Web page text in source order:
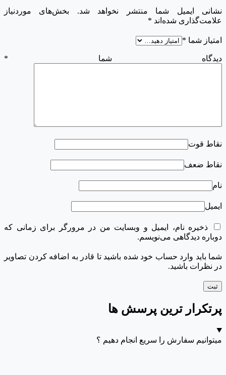
نشانی ایمیل شما منتشر نخواهد شد.
بخش‌های موردنیاز
علامت‌گذاری شده‌اند *
امتیاز شما *
دیدگاه شما *
نقاط قوت
نقاط ضعف
نام
ایمیل
ذخیره نام، ایمیل و وبسایت من در مرورگر برای زمانی که
دوباره دیدگاهی می‌نویسم.
شما باید وارد حساب خود شده باشید تا قادر به اضافه کردن تصاویر
در نظرات باشید.
پرتکرار ترین پرسش ها
میتوانیم سفارش را سریع انجام دهیم ؟